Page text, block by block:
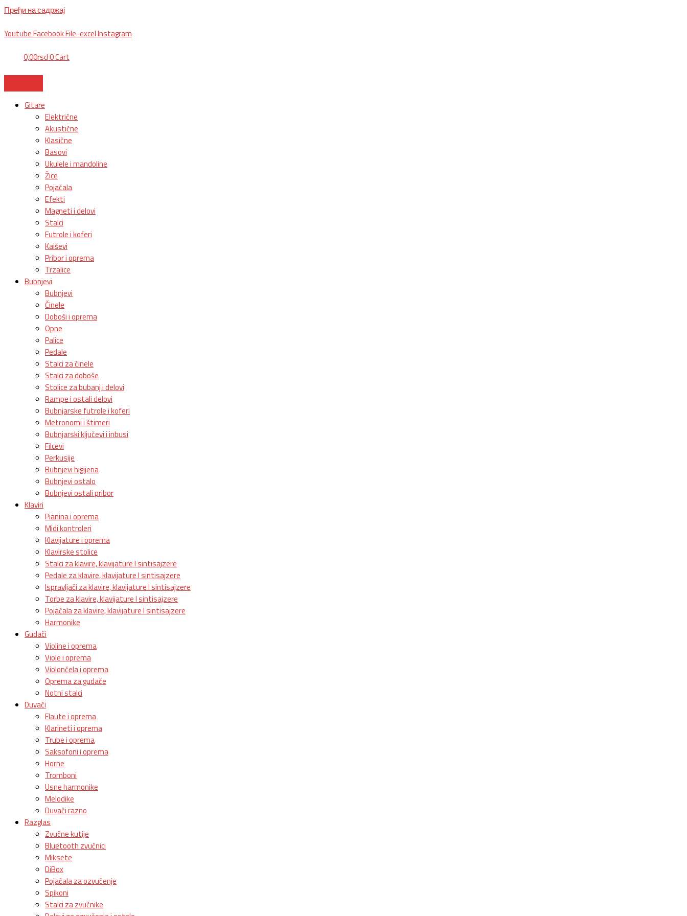
Пређи на садржај
YoutubeFacebookFile-excelInstagram
0,00rsd0Cart
Gitare
Električne
Akustične
Klasične
Basovi
Ukulele i mandoline
Žice
Pojačala
Efekti
Magneti i delovi
Stalci
Futrole i koferi
Kaiševi
Pribor i oprema
Trzalice
Bubnjevi
Bubnjevi
Činele
Doboši i oprema
Opne
Palice
Pedale
Stalci za činele
Stalci za doboše
Stolice za bubanj i delovi
Rampe i ostali delovi
Bubnjarske futrole i koferi
Metronomi i štimeri
Bubnjarski ključevi i inbusi
Filcevi
Perkusije
Bubnjevi higijena
Bubnjevi ostalo
Bubnjevi ostali pribor
Klaviri
Pianina i oprema
Midi kontroleri
Klavijature i oprema
Klavirske stolice
Stalci za klavire, klavijature I sintisajzere
Pedale za klavire, klavijature I sintisajzere
Ispravljači za klavire, klavijature I sintisajzere
Torbe za klavire, klavijature I sintisajzere
Pojačala za klavire, klavijature I sintisajzere
Harmonike
Gudači
Violine i oprema
Viole i oprema
Violončela i oprema
Oprema za gudače
Notni stalci
Duvači
Flaute i oprema
Klarineti i oprema
Trube i oprema
Saksofoni i oprema
Horne
Tromboni
Usne harmonike
Melodike
Duvači razno
Razglas
Zvučne kutije
Bluetooth zvučnici
Miksete
DiBox
Pojačala za ozvučenje
Spikoni
Stalci za zvučnike